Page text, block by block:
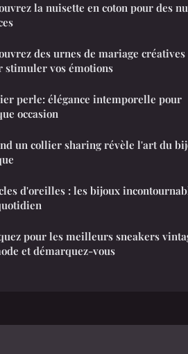
la nuisette en coton pour des
des urnes de mariage créatives
stimuler vos émotions
perle: élégance intemporelle pour
occasion
un collier sharing révèle l'art du
d'oreilles : les bijoux
pour les meilleurs sneakers
et démarquez-vous